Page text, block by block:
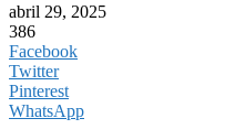
abril 29, 2025
386
Facebook
Twitter
Pinterest
WhatsApp